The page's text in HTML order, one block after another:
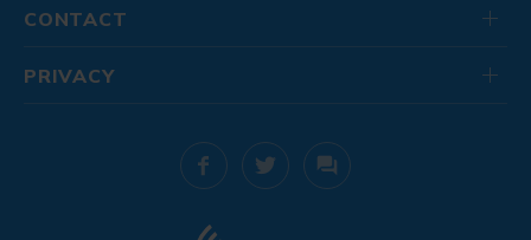
CONTACT
PRIVACY